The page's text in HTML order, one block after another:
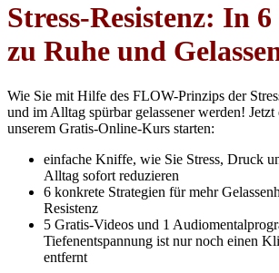
Stress-Resistenz: In
zu Ruhe und
Wie Sie mit Hilfe des FLOW-Prinzips der
und im Alltag spürbar gelassener werden!
unserem Gratis-Online-Kurs starten:
einfache Kniffe, wie Sie Stress, Druck
Alltag sofort reduzieren
6 konkrete Strategien für mehr
Resistenz
5 Gratis-Videos und 1
Tiefenentspannung ist nur noch einen
entfernt